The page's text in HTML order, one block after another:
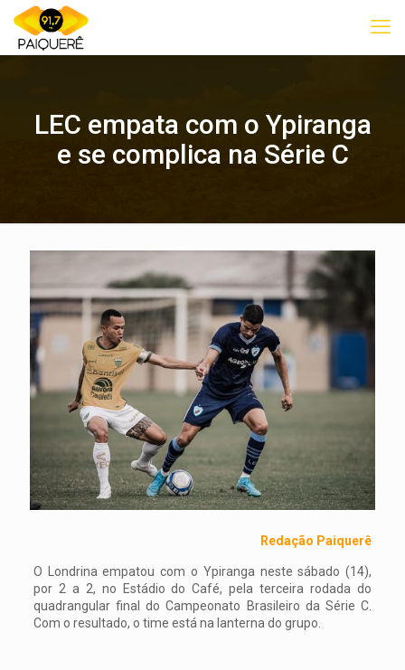
LEC empata com o Ypiranga
e se complica na Série C
Redação Paiquerê
O Londrina empatou com o Ypiranga neste sábado (14),
por 2 a 2, no Estádio do Café, pela terceira rodada do
quadrangular final do Campeonato Brasileiro da Série C.
Com o resultado, o time está na lanterna do grupo.